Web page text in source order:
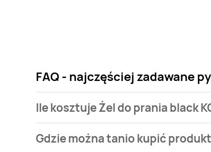
FAQ - najczęściej zadawane
Ile kosztuje Żel do prania black
black KONIGLICHE WASCHE kosztuje od 19,99 zł
Gdzie można tanio kupić produkt